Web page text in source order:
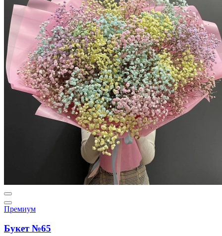
Премиум
Букет №65